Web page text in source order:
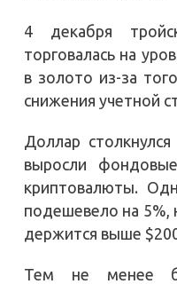
4 декабря
торговалась на
в золото из-за
снижения учетной
Доллар
выросли
криптовалюты.
подешевело на 5%,
держится выше
Тем не менее